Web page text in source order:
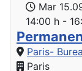
Mar
14:00 h -
Paris-
Paris